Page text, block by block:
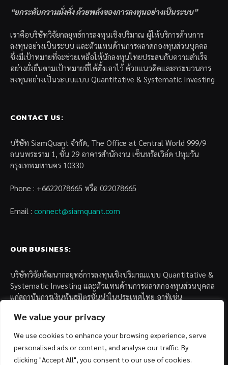
We value your privacy
We use cookies to enhance your browsing experience, serve
personalised ads or content, and analyse our traffic. By
clicking "Accept All", you consent to our use of cookies.
“ยกระดับความมั่งคั่ง ด้วยพลังของการลงทุนอย่างเป็นระบบ”
เราคือบริษัทวิจัยกลยุทธ์การลงทุนเชิงปริมาณ ผู้ให้บริการด้านการ
ลงทุนอย่างเป็นระบบ และตัวแทนด้านการตลาดกองทุนส่วนบุคคล
ซึ่งมีเป้าหมายที่จะช่วยเหลือให้นักลงทุนไทยประสบกับความสำเร็จ
อย่างยั่งยืนตามเป้าหมายที่ได้ตั้งเอาไว้ ด้วยแนวคิดและกระบวนการ
ลงทุนอย่างเป็นระบบแบบ Quantitative & Systematic Investing
CONTACT US:
บริษัท SiamQuant จำกัด, The Office at Central World 999/9
ถนนพระราม 1, ชั้น 29 อาคารสำนักงาน เซ็นทรัลเวิล์ด ปทุมวัน
กรุงเทพมหานคร 10330
Phone : +6622078665 หรือ 022078665
Email : connect@siamquant.com
OUR BUSINESS:
บริษัทวิจัยพัฒนากลยุทธ์การลงทุนเชิงปริมาณแบบ Quantitative &
Systematic Investing และตัวแทนด้านการตลาดกองทุนส่วนบุคคล
แก่สถาบันการเงินพันธมิตรชั้นนำในประเทศไทย อาทิเช่น
– บล. กรุงไทย เอ็กซ์สปริง จำกัด
– บล. ฟิลลิป (ประเทศไทย) จำกัด (มหาชน)